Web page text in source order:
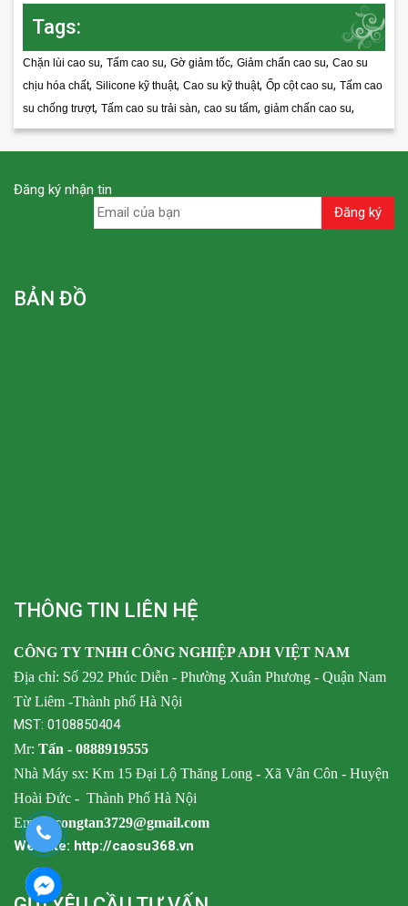
Tags:
Chặn lùi cao su, Tấm cao su, Gờ giảm tốc, Giảm chấn cao su, Cao su
chịu hóa chất, Silicone kỹ thuật, Cao su kỹ thuật, Ốp cột cao su, Tấm cao
su chống trượt, Tấm cao su trải sàn, cao su tấm, giảm chấn cao su,
Đăng ký nhận tin
BẢN ĐỒ
THÔNG TIN LIÊN HỆ
CÔNG TY TNHH CÔNG NGHIỆP ADH VIỆT NAM
Địa chỉ: Số 292 Phúc Diễn - Phường Xuân Phương - Quận Nam
Từ Liêm -Thành phố Hà Nội
MST: 0108850404
Mr: Tấn - 0888919555
Nhà Máy sx: Km 15 Đại Lộ Thăng Long - Xã Vân Côn - Huyện
Hoài Đức - Thành Phố Hà Nội
Email:congtan3729@gmail.com
Website: http://caosu368.vn